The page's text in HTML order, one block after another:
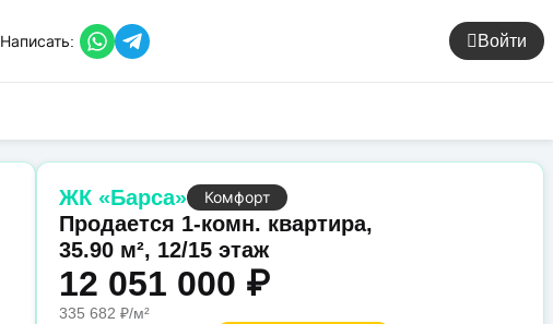
Написать: Войти
Продается 1-комн. квартира,
35.90 м², 12/15 этаж
12 051 000 ₽
335 682 ₽/м²
ЖК «Барса» Комфорт